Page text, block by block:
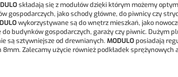
składają się z modułów dzięki którym możemy
gospodarczych, jako schody główne, do piwnicy czy
wykorzystywane są do wnętrz mieszkań, jako
do budynków gospodarczych, garaży czy piwnic. Dużym
są sztywniejsze od drewnianych. MODULO posiadają
8mm. Zalecamy użycie również podkładek sprężynowych